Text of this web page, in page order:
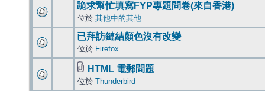
跪求幫忙填寫FYP專題問卷(來自香港)
位於 其他中的其他
已拜訪鏈結顏色沒有改變
位於 Firefox
HTML 電郵問題
位於 Thunderbird